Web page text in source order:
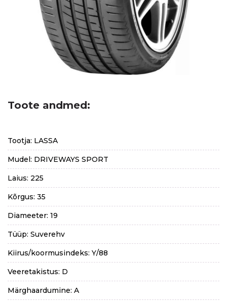
Toote andmed:
Tootja: LASSA
Mudel: DRIVEWAYS SPORT
Laius: 225
Kõrgus: 35
Diameeter: 19
Tüüp: Suverehv
Kiirus/koormusindeks: Y/88
Veeretakistus: D
Märghaardumine: A